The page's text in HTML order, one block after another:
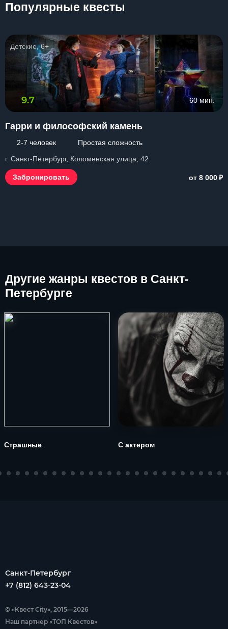
Популярные квесты
Детские, 6+
9.7 60 мин.
Гарри и философский камень
2-7 человек
Простая сложность
г. Санкт-Петербург, Коломенская улица, 42
Забронировать от 8 000₽
Другие жанры квестов в Санкт-
Петербурге
Страшные С актером
Санкт-Петербург
+7 (812) 643-23-04
© «Квест City», 2015—2026
Наш партнер «ТОП Квестов»